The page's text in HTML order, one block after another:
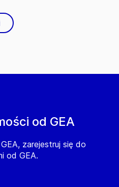
od GEA
zarejestruj się do
od GEA.